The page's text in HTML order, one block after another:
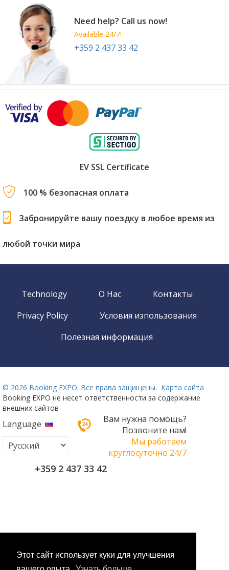
Этот сайт использует куки для улучшения
Need help? Call us now!
Available 24/7!
+359 2 437 33 42
EV SSL Certificate
100 % безопасная оплата
Забронируйте вашу поездку в любое время из
любой точки мира
Technology О Нас
Контакты
Privacy Policy
Условия изпользования
Полезная информация
© 2026 Booking EXPO. Все права защищены. Карта сайта
Booking EXPO не несет ответственности за содержание
внешних сайтов
Language
Вам нужна помощь?
Позвоните нам!
Мы работаем
круглосуточно 24/7
+359 2 437 33 42